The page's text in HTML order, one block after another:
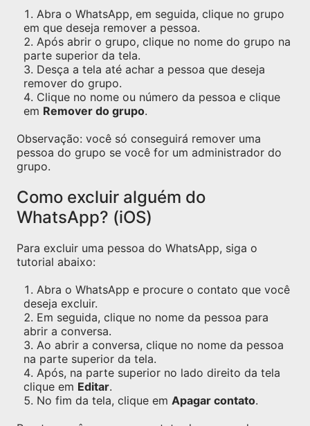
Abra o WhatsApp, em seguida, clique no grupo
em que deseja remover a pessoa.
Após abrir o grupo, clique no nome do grupo na
parte superior da tela.
Desça a tela até achar a pessoa que deseja
remover do grupo.
Clique no nome ou número da pessoa e clique
em Remover do grupo.
Observação: você só conseguirá remover uma
pessoa do grupo se você for um administrador do
grupo.
Como excluir alguém do
WhatsApp? (iOS)
Para excluir uma pessoa do WhatsApp, siga o
tutorial abaixo:
Abra o WhatsApp e procure o contato que você
deseja excluir.
Em seguida, clique no nome da pessoa para
abrir a conversa.
Ao abrir a conversa, clique no nome da pessoa
na parte superior da tela.
Após, na parte superior no lado direito da tela
clique em Editar.
No fim da tela, clique em Apagar contato.